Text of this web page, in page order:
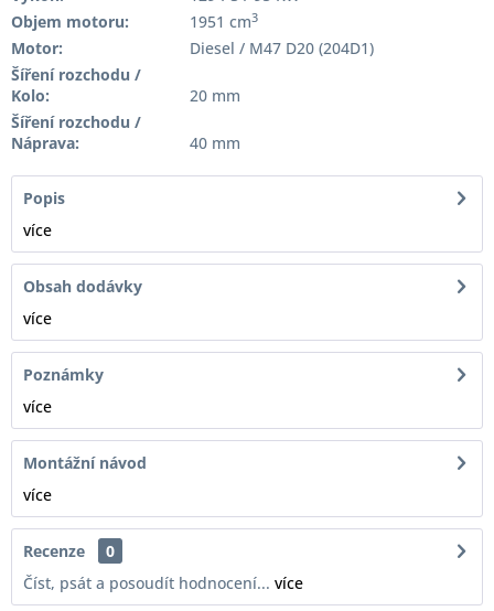
Objem motoru:
1951 cm3
Motor:
Diesel / M47 D20 (204D1)
Šíření rozchodu /
Kolo:
20 mm
Šíření rozchodu /
Náprava:
40 mm
Popis
více
Obsah dodávky
více
Poznámky
více
Montážní návod
více
Recenze
0
Číst, psát a posoudít hodnocení... více